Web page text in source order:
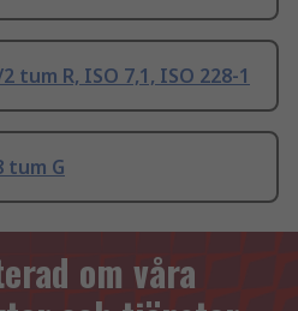
tum R, ISO 7,1, ISO 228-1
tum G
om våra